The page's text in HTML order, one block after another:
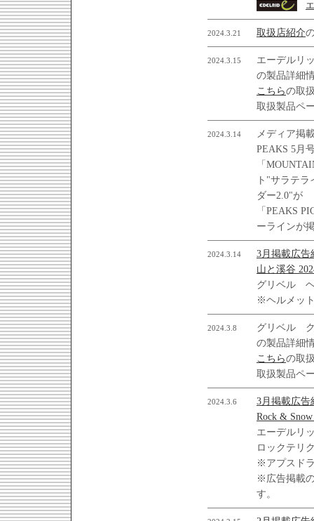
2024.3.21 取扱店紹介
2024.3.15
エーデルリ
の製品詳細
こちらの取
取扱製品ペ
2024.3.14
メディア掲
PEAKS 5月
「
ト"サラテ
ダー2.0"が
「PEAKS
ーラインが
2024.3.14
3月掲載広告
山と溪谷
グリベル
※ヘルメッ
2024.3.8
グリベル ク
の製品詳細
こちらの取
取扱製品ペ
2024.3.6
3月掲載広告
Rock &
エーデルリ
ロックテリ
※アプスド
※広告掲載
す。